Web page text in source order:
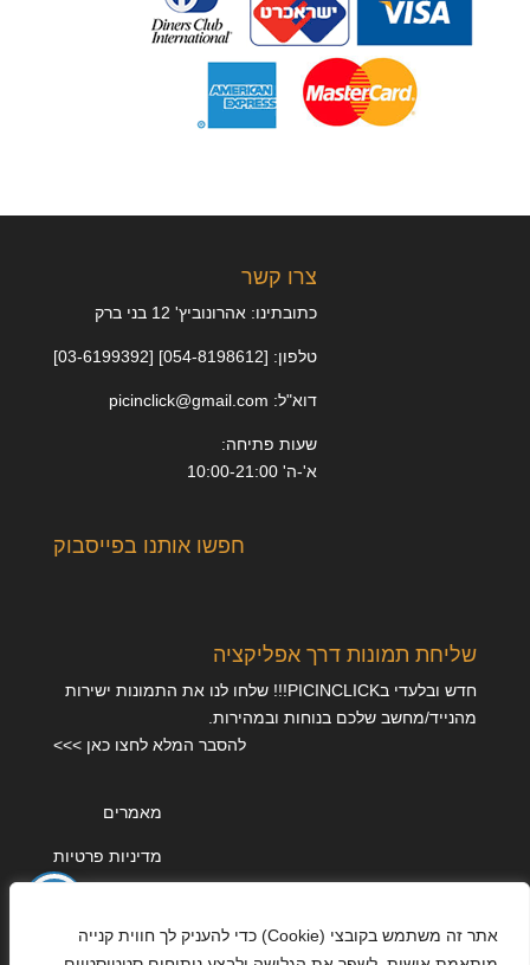
אתר זה משתמש בקובצי (Cookie) כדי להעניק לך חווית קנייה
צרו קשר
כתובתינו: אהרונוביץ' 12 בני ברק
טלפון: [054-8198612] [03-6199392]
דוא"ל: picinclick@gmail.com
שעות פתיחה:
א'-ה' 10:00-21:00
חפשו אותנו בפייסבוק
שליחת תמונות דרך אפליקציה
חדש ובלעדי בPICINCLICK!!! שלחו לנו את התמונות ישירות
מהנייד/מחשב שלכם בנוחות ובמהירות.
להסבר המלא לחצו כאן >>>
מאמרים
מדיניות פרטיות